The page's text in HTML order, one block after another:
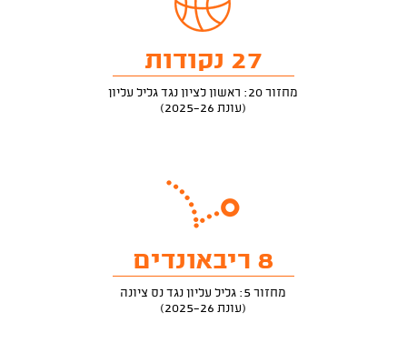
27 נקודות
מחזור 20: ראשון לציון נגד גליל עליון
(עונת 2025-26)
8 ריבאונדים
מחזור 5: גליל עליון נגד נס ציונה
(עונת 2025-26)